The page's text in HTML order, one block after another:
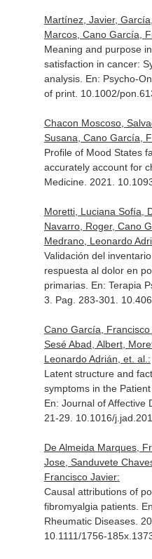
Martínez, Javier,
Marcos, Cano García,
Meaning and purpose
satisfaction in cancer:
analysis. En: Psycho-
of print. 10.1002/
Chacon Moscoso,
Susana, Cano García,
Profile of Mood States
accurately account for
Medicine. 2021.
Moretti, Luciana Sofía,
Navarro, Roger, Cano
Medrano, Leonardo
Validación del
respuesta al dolor en
primarias. En: Terapia
3. Pag. 283-301.
Cano García,
Sesé Abad, Albert,
Leonardo Adrián, et. al.:
Latent structure and
symptoms in the
En: Journal of Affective
21-29. 10.1016/
De Almeida Marques,
Jose, Sanduvete
Francisco Javier:
Causal attributions of
fibromyalgia patients.
Rheumatic Diseases.
10.1111/1756-